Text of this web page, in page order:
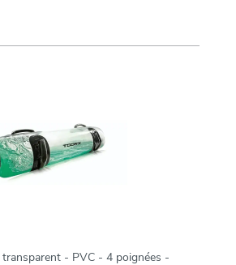
- PVC - 4 poignées -